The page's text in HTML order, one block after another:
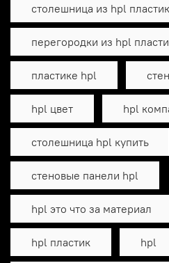
столешница из hpl
перегородки из hpl
пластике hpl
hpl цвет hpl
столешница hpl купить
стеновые панели hpl
hpl это что за материал
hpl пластик hpl